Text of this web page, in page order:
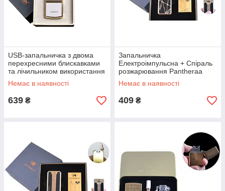
USB-запальничка з двома
перехресними блискавками
та лічильником використання
Електроімпульсна
Немає в наявності
639 ₴
Запальничка
Електроімпульсна + Cпіраль
розжарювання Pantheraa
(USB)
Немає в наявності
409 ₴